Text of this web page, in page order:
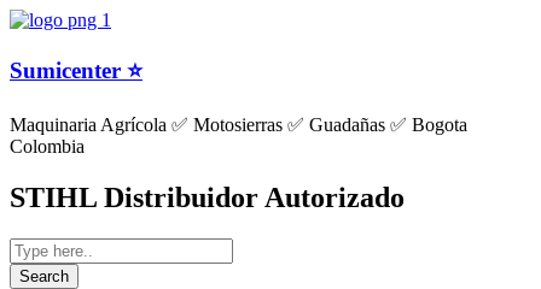
Sumicenter ⭐
Maquinaria Agrícola ✅ Motosierras ✅ Guadañas ✅ Bogota
Colombia
STIHL Distribuidor Autorizado